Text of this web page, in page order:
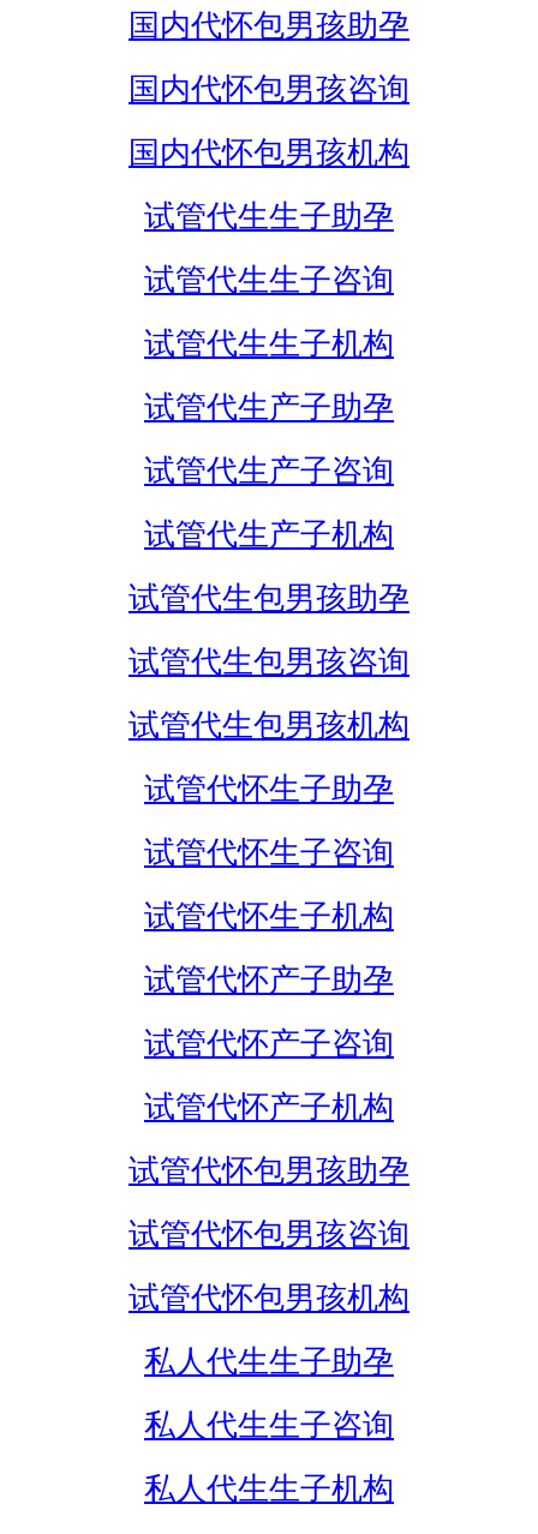
国内代怀包男孩助孕
国内代怀包男孩咨询
国内代怀包男孩机构
试管代生生子助孕
试管代生生子咨询
试管代生生子机构
试管代生产子助孕
试管代生产子咨询
试管代生产子机构
试管代生包男孩助孕
试管代生包男孩咨询
试管代生包男孩机构
试管代怀生子助孕
试管代怀生子咨询
试管代怀生子机构
试管代怀产子助孕
试管代怀产子咨询
试管代怀产子机构
试管代怀包男孩助孕
试管代怀包男孩咨询
试管代怀包男孩机构
私人代生生子助孕
私人代生生子咨询
私人代生生子机构